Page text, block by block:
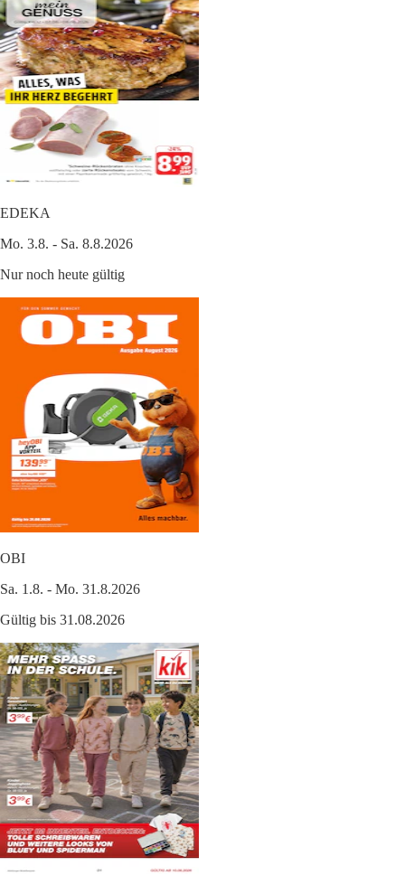
EDEKA
Mo. 3.8. - Sa. 8.8.2026
Nur noch heute gültig
OBI
Sa. 1.8. - Mo. 31.8.2026
Gültig bis 31.08.2026